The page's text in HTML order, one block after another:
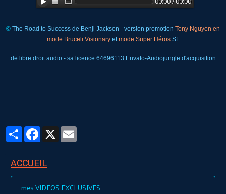
© The Road to Success de Benji Jackson - version promotion Tony Nguyen en
mode Bruceli Visionary etmode Super HérosSF
de libre droit audio - sa licence 64696113 Envato-Audiojungle d'acquisition
PartagerFacebook
X
ACCUEIL
mes VIDEOS EXCLUSIVES